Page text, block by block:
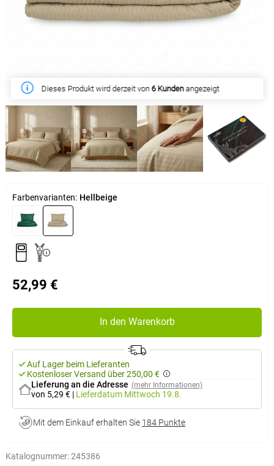
Dieses Produkt wird derzeit von 6 Kundenangezeigt
Farbenvarianten: Hellbeige
52,99 €
In den Warenkorb
Auf Lager beim Lieferanten
Kostenloser Versand über 250,00 €
Lieferung an die Adresse (mehr Informationen)
von 5,29 € | Lieferdatum Mittwoch 19.8.
Mit dem Einkauf erhalten Sie 184 Punkte
Katalognummer:245386